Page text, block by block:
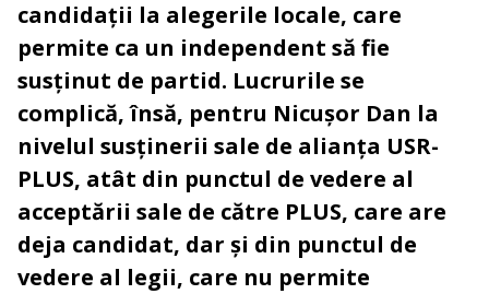
candidații la alegerile locale, care
permite ca un independent să fie
susținut de partid. Lucrurile se
complică, însă, pentru Nicușor Dan la
nivelul susținerii sale de alianța USR-
PLUS, atât din punctul de vedere al
acceptării sale de către PLUS, care are
deja candidat, dar și din punctul de
vedere al legii, care nu permite